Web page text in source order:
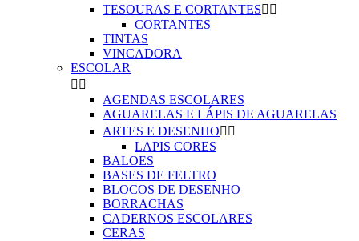
TESOURAS E CORTANTES 
CORTANTES
TINTAS
VINCADORA
ESCOLAR
 
AGENDAS ESCOLARES
AGUARELAS E LÁPIS DE AGUARELAS
ARTES E DESENHO 
LAPIS CORES
BALOES
BASES DE FELTRO
BLOCOS DE DESENHO
BORRACHAS
CADERNOS ESCOLARES
CERAS